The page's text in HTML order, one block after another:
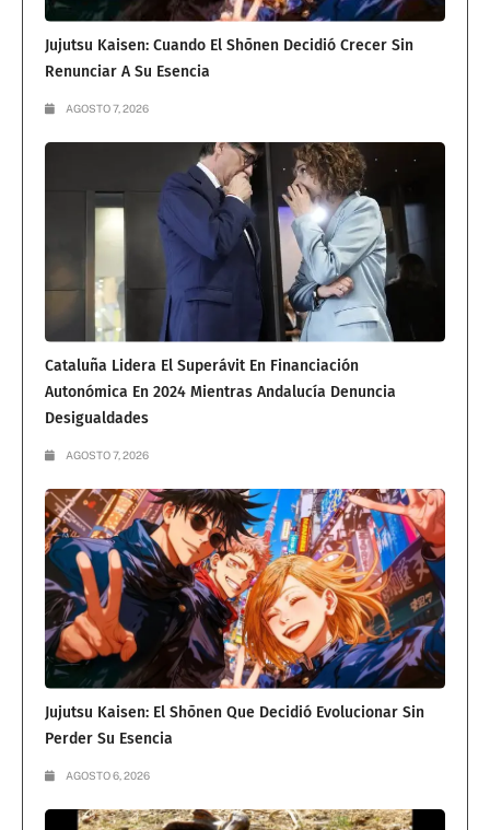
Jujutsu Kaisen: Cuando El Shōnen Decidió Crecer Sin
Renunciar A Su Esencia
AGOSTO 7, 2026
Cataluña Lidera El Superávit En Financiación
Autonómica En 2024 Mientras Andalucía Denuncia
Desigualdades
AGOSTO 7, 2026
Jujutsu Kaisen: El Shōnen Que Decidió Evolucionar Sin
Perder Su Esencia
AGOSTO 6, 2026